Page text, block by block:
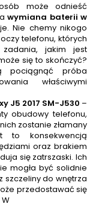
może odnieść
awymiana baterii w
Nie chemy nikogo
telefonu, których
zadania, jakim jest
się to skończyć?
pociągnąć próba
właściwymi
J5 2017 SM-J530 –
obudowy telefonu,
zostanie złamany
to konsekwencją
oraz brakiem
się zatrszaski. Ich
mogła być solidnie
szczeliny do wnętrza
przedostawać się